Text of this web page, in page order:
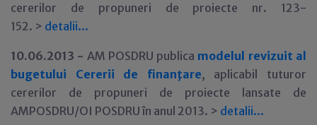
cererilor de propuneri de proiecte nr. 123-
152. > detalii...
10.06.2013 - AM POSDRU publica modelul revizuit al
bugetului Cererii de finanţare, aplicabil tuturor
cererilor de propuneri de proiecte lansate de
AMPOSDRU/OI POSDRU în anul 2013. > detalii...